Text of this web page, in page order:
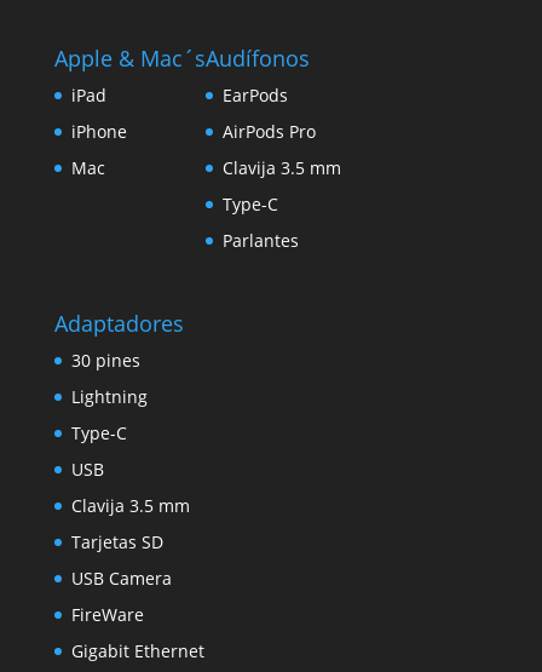
Apple & Mac´s
iPad
iPhone
Mac
Audífonos
EarPods
AirPods Pro
Clavija 3.5 mm
Type-C
Parlantes
Adaptadores
30 pines
Lightning
Type-C
USB
Clavija 3.5 mm
Tarjetas SD
USB Camera
FireWare
Gigabit Ethernet